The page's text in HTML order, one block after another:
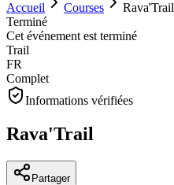
Accueil Courses
Rava'Trail
Terminé
Cet événement est terminé
Trail
FR
Complet
Informations vérifiées
Rava'Trail
Partager